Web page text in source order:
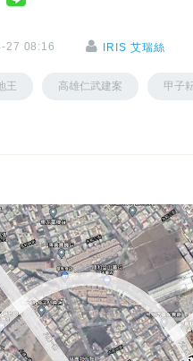
27 08:16 IRIS 艾瑞絲
王 高雄仁武建案 甲子